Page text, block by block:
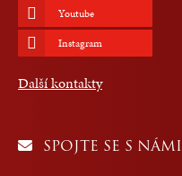
Youtube
Instagram
Další kontakty
SPOJTE SE S NÁMI